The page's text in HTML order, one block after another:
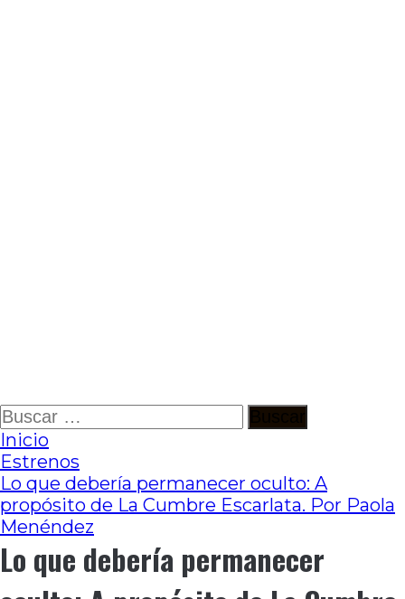
Ir
al
contenido
Buscar:
Inicio
Estrenos
Lo que debería permanecer oculto: A
propósito de La Cumbre Escarlata. Por Paola
Menéndez
Lo que debería permanecer